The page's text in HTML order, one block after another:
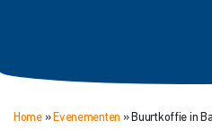
Home» Evenementen » Buurtkoffie in